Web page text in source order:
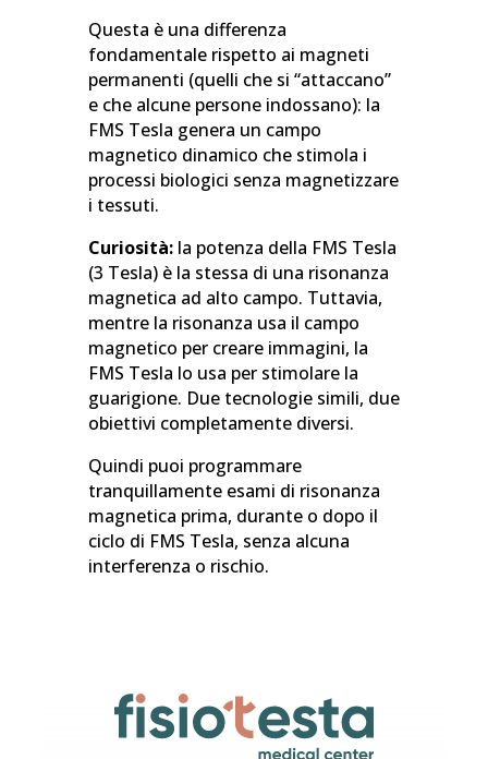
Questa è una differenza
fondamentale rispetto ai magneti
permanenti (quelli che si “attaccano”
e che alcune persone indossano): la
FMS Tesla genera un campo
magnetico dinamico che stimola i
processi biologici senza magnetizzare
i tessuti.
Curiosità:la potenza della FMS Tesla
(3 Tesla) è la stessa di una risonanza
magnetica ad alto campo. Tuttavia,
mentre la risonanza usa il campo
magnetico per creare immagini, la
FMS Tesla lo usa per stimolare la
guarigione. Due tecnologie simili, due
obiettivi completamente diversi.
Quindi puoi programmare
tranquillamente esami di risonanza
magnetica prima, durante o dopo il
ciclo di FMS Tesla, senza alcuna
interferenza o rischio.